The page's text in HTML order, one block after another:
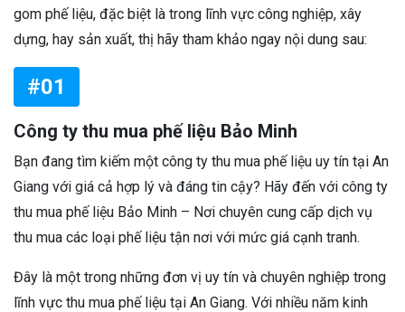
gom phế liệu, đặc biệt là trong lĩnh vực công nghiệp, xây
dựng, hay sản xuất, thị hãy tham khảo ngay nội dung sau:
#01
Công ty thu mua phế liệu Bảo Minh
Bạn đang tìm kiếm một công ty thu mua phế liệu uy tín tại An
Giang với giá cả hợp lý và đáng tin cậy? Hãy đến với công ty
thu mua phế liệu Bảo Minh – Nơi chuyên cung cấp dịch vụ
thu mua các loại phế liệu tận nơi với mức giá cạnh tranh.
Đây là một trong những đơn vị uy tín và chuyên nghiệp trong
lĩnh vực thu mua phế liệu tại An Giang. Với nhiều năm kinh